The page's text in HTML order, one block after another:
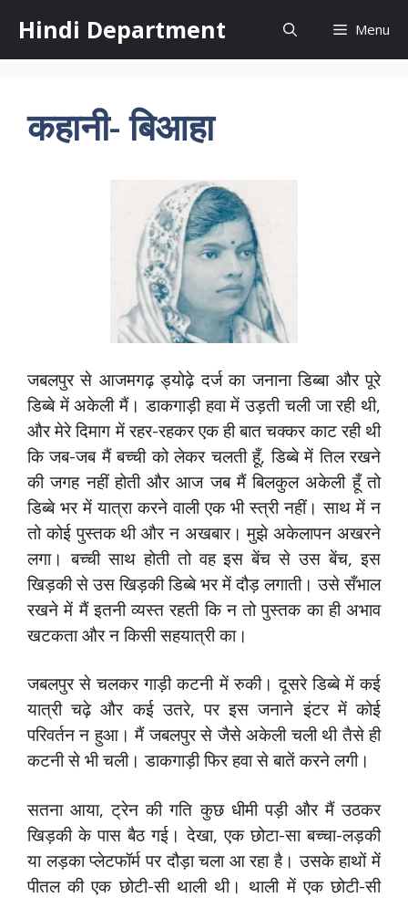
content
Hindi Department Menu
कहानी- बिआहा
जबलपुर से आजमगढ़ ड्योढ़े दर्ज का जनाना डिब्बा और पूरे
डिब्बे में अकेली मैं। डाकगाड़ी हवा में उड़ती चली जा रही थी,
और मेरे दिमाग में रहर-रहकर एक ही बात चक्कर काट रही थी
कि जब-जब मैं बच्ची को लेकर चलती हूँ, डिब्बे में तिल रखने
की जगह नहीं होती और आज जब मैं बिलकुल अकेली हूँ तो
डिब्बे भर में यात्रा करने वाली एक भी स्त्री नहीं। साथ में न
तो कोई पुस्तक थी और न अखबार। मुझे अकेलापन अखरने
लगा। बच्ची साथ होती तो वह इस बेंच से उस बेंच, इस
खिड़की से उस खिड़की डिब्बे भर में दौड़ लगाती। उसे सँभाल
रखने में मैं इतनी व्यस्त रहती कि न तो पुस्तक का ही अभाव
खटकता और न किसी सहयात्री का।
जबलपुर से चलकर गाड़ी कटनी में रुकी। दूसरे डिब्बे में कई
यात्री चढ़े और कई उतरे, पर इस जनाने इंटर में कोई
परिवर्तन न हुआ। मैं जबलपुर से जैसे अकेली चली थी तैसे ही
कटनी से भी चली। डाकगाड़ी फिर हवा से बातें करने लगी।
सतना आया, ट्रेन की गति कुछ धीमी पड़ी और मैं उठकर
खिड़की के पास बैठ गई। देखा, एक छोटा-सा बच्चा-लड़की
या लड़का प्लेटफॉर्म पर दौड़ा चला आ रहा है। उसके हाथों में
पीतल की एक छोटी-सी थाली थी। थाली में एक छोटी-सी